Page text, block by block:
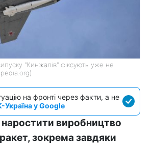
"Кинжалів" фіксують уже не
на фронті через факти, а не
Україна у Google
наростити виробництво
зокрема завдяки